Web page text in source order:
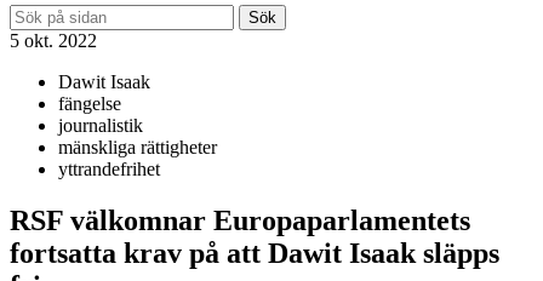
Sök
5 okt. 2022
Dawit Isaak
fängelse
journalistik
mänskliga rättigheter
yttrandefrihet
RSF välkomnar Europaparlamentets
fortsatta krav på att Dawit Isaak släpps